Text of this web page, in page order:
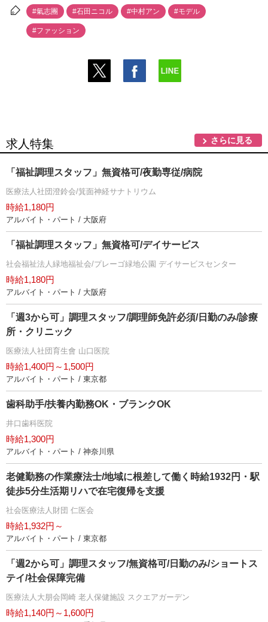
#氣志團 #石田ニコル #中村アン #モデル
#ファッション
求人特集 さらに見る
「福祉調理スタッフ」無資格可/夜勤専従/病院
医療法人社団澄鈴会/箕面神経サナトリウム
時給1,180円
アルバイト・パート / 大阪府
「福祉調理スタッフ」無資格可/デイサービス
社会福祉法人緑地福祉会/プレーゴ緑地公園 デイサービスセンター
時給1,180円
アルバイト・パート / 大阪府
「週3から可」調理スタッフ/調理師免許必須/日勤のみ/診療
所・クリニック
医療法人社団育生會 山口医院
時給1,400円～1,500円
アルバイト・パート / 東京都
歯科助手/扶養内勤務OK・ブランクOK
井口歯科医院
時給1,300円
アルバイト・パート / 神奈川県
老健勤務の作業療法士/地域に根差して働く時給1932円・駅
徒歩5分生活期リハで在宅復帰を支援
社会医療法人財団 仁医会
時給1,932円～
アルバイト・パート / 東京都
「週2から可」調理スタッフ/無資格可/日勤のみ/ショートス
テイ/社会保障完備
医療法人大朋会岡崎 老人保健施設 スクエアガーデン
時給1,140円～1,600円